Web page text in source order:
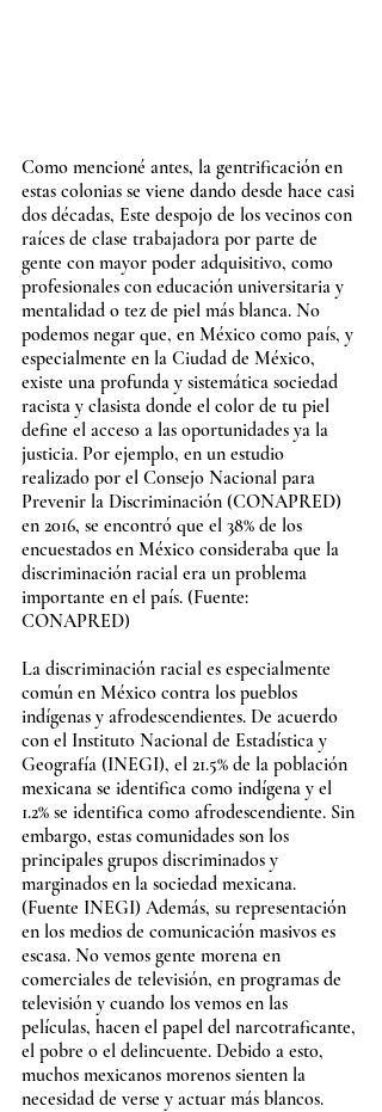
Como mencioné antes, la gentrificación en
estas colonias se viene dando desde hace casi
dos décadas, Este despojo de los vecinos con
raíces de clase trabajadora por parte de
gente con mayor poder adquisitivo, como
profesionales con educación universitaria y
mentalidad o tez de piel más blanca. No
podemos negar que, en México como país, y
especialmente en la Ciudad de México,
existe una profunda y sistemática sociedad
racista y clasista donde el color de tu piel
define el acceso a las oportunidades ya la
justicia. Por ejemplo, en un estudio
realizado por el Consejo Nacional para
Prevenir la Discriminación (CONAPRED)
en 2016, se encontró que el 38% de los
encuestados en México consideraba que la
discriminación racial era un problema
importante en el país. (Fuente:
CONAPRED)
La discriminación racial es especialmente
común en México contra los pueblos
indígenas y afrodescendientes. De acuerdo
con el Instituto Nacional de Estadística y
Geografía (INEGI), el 21.5% de la población
mexicana se identifica como indígena y el
1.2% se identifica como afrodescendiente. Sin
embargo, estas comunidades son los
principales grupos discriminados y
marginados en la sociedad mexicana.
(Fuente INEGI) Además, su representación
en los medios de comunicación masivos es
escasa. No vemos gente morena en
comerciales de televisión, en programas de
televisión y cuando los vemos en las
películas, hacen el papel del narcotraficante,
el pobre o el delincuente. Debido a esto,
muchos mexicanos morenos sienten la
necesidad de verse y actuar más blancos.